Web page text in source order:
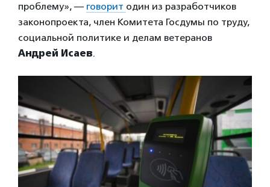
проблему», — говорит один из разработчиков
законопроекта, член Комитета Госдумы по труду,
социальной политике и делам ветеранов
Андрей Исаев.